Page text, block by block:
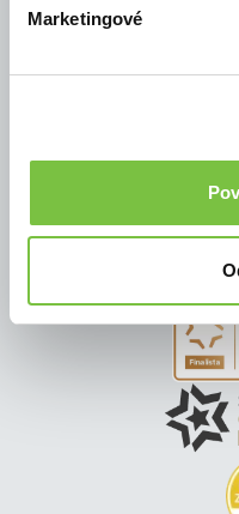
Marketingové